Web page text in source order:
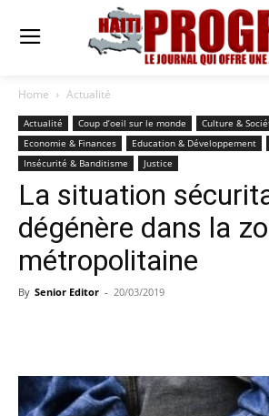
Home Actualité
Actualité Coup d’oeil sur le monde
Culture &
Economie & Finances
Education & Développement
Insécurité & Banditisme
Justice
La situation
dégénère dans la
métropolitaine
By Senior Editor - 20/03/2019